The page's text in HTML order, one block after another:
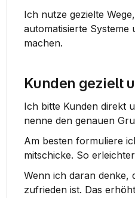
Ich nutze gezielte
automatisierte Systeme
machen.
Kunden gezielt
Ich bitte Kunden direkt
nenne den genauen
Am besten formuliere
mitschicke. So
Wenn ich daran denke,
zufrieden ist. Das